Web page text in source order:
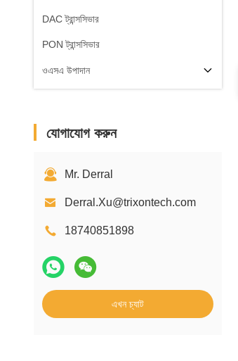
DAC ট্রান্সসিভার
PON ট্রান্সসিভার
ওএসএ উপাদান
যোগাযোগ করুন
Mr. Derral
Derral.Xu@trixontech.com
18740851898
এখন চ্যাট